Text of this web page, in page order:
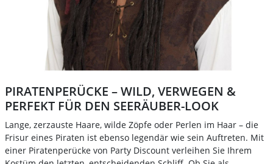
PIRATENPERÜCKE – WILD, VERWEGEN &
PERFEKT FÜR DEN SEERÄUBER-LOOK
Lange, zerzauste Haare, wilde Zöpfe oder Perlen im Haar – die
Frisur eines Piraten ist ebenso legendär wie sein Auftreten. Mit
einer Piratenperücke von Party Discount verleihen Sie Ihrem